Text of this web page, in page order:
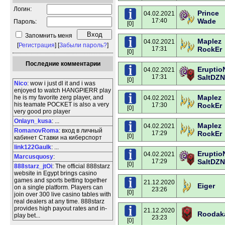
Логин:
Пароль:
Запомнить меня
[Регистрация] [Забыли пароль?]
Последние комментарии
Nico: wow i just dl it and i was
enjoyed to watch HANGPIERR play
he is my favorite zerg player, and
his teamate POCKET is also a very
very good pro player
Onlayn_kusa: ...
RomanovRoma: вход в личный
кабинет Ставки на киберспорт
link122Gaulk: ...
Marcusquosy:
888starz_jtOi: The official 888starz
website in Egypt brings casino
games and sports betting together
on a single platform. Players can
join over 300 live casino tables with
real dealers at any time. 888starz
provides high payout rates and in-
play bet...
[0]
04.02.2021
17:40
Prince
Wade
[0]
04.02.2021
17:31
Maplez
RockEr
[0]
04.02.2021
17:31
[0]
04.02.2021
17:30
Maplez
RockEr
[0]
04.02.2021
17:29
Maplez
RockEr
[0]
04.02.2021
17:29
[0]
21.12.2020
23:26
Eiger
[0]
21.12.2020
23:23